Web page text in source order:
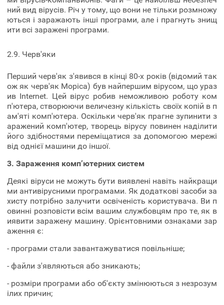
ний вид вірусів. Річ у тому, що вони не тільки розмножу
ються і заражають інші програми, але і прагнуть знищ
ити всі заражені програми.
2.9. Черв'яки
Перший черв'як з'явився в кінці 80-х років (відомий так
ож як черв'як Моріса) був найпершим вірусом, що ураз
ив Internet. Цей вірус робив неможливою роботу ком
п'ютера, створюючи величезну кількість своїх копій в п
ам'яті комп'ютера. Оскільки черв'як прагне зупинити з
аражений комп'ютер, творець вірусу повинен наділити
його здібностями переміщатися за допомогою мережі
від однієї машини до іншої.
3. Зараження комп’ютерних систем
Деякі віруси не можуть бути виявлені навіть найкращи
ми антивірусними програмами. Як додаткові засоби за
хисту потрібно залучити освіченість користувача. Ви п
овинні розповісти всім вашим службовцям про те, як в
иявити заражену машину. Орієнтовними ознаками зар
аження є:
- програми стали завантажуватися повільніше;
- файли з'являються або зникають;
- розміри програми або об'єкту змінюються з незрозум
ілих причин;